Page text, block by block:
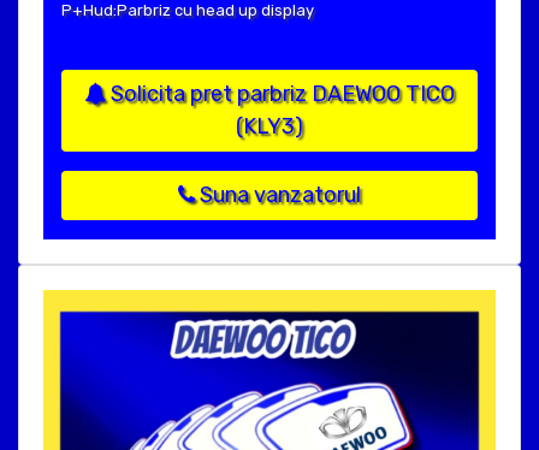
P+Hud:Parbriz cu head up display
Solicita pret parbriz DAEWOO TICO
(KLY3)
Suna vanzatorul